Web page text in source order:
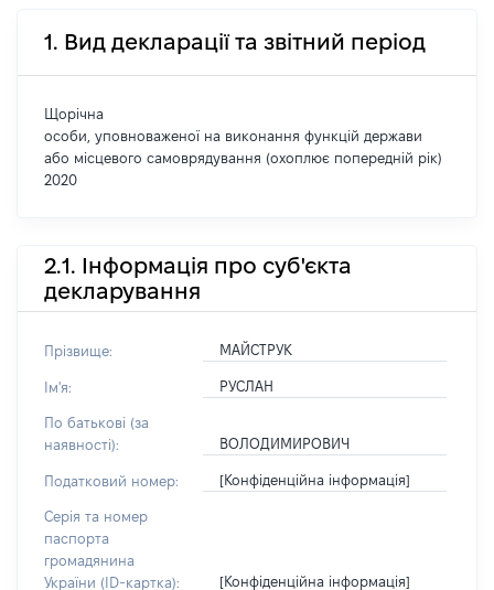
1. Вид декларації та звітний період
Щорічна
особи, уповноваженої на виконання функцій держави
або місцевого самоврядування (охоплює попередній рік)
2020
2.1. Інформація про суб'єкта
декларування
Прізвище: МАЙСТРУК
Ім'я: РУСЛАН
По батькові (за
наявності):
ВОЛОДИМИРОВИЧ
Податковий номер: [Конфіденційна інформація]
Серія та номер
паспорта
громадянина
України (ID-картка):
[Конфіденційна інформація]